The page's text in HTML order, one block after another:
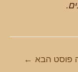
פוסט הבא ←